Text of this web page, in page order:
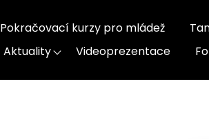
Pokračovací kurzy pro mládež
Aktuality Videoprezentace